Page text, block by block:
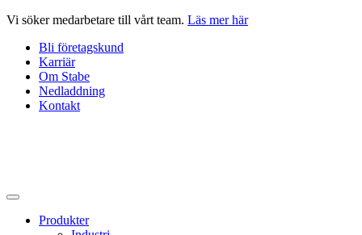
Hoppa
innehåll
Vi söker medarbetare till vårt team. Läs mer här
Bli företagskund
Karriär
Om Stabe
Nedladdning
Kontakt
Produkter